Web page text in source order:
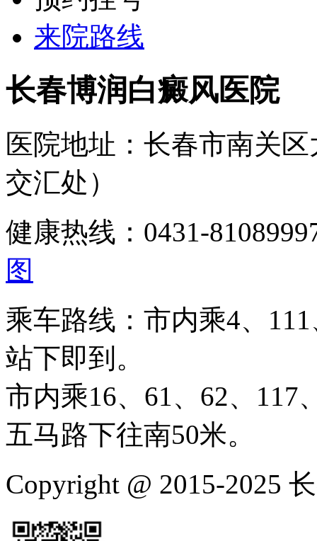
来院路线
长春博润白癜风医院
医院地址：长春市南关
交汇处）
健康热线：0431-
图
乘车路线：市内乘4、
站下即到。
市内乘16、61、62、117
五马路下往南50米。
Copyright @ 2015-2025